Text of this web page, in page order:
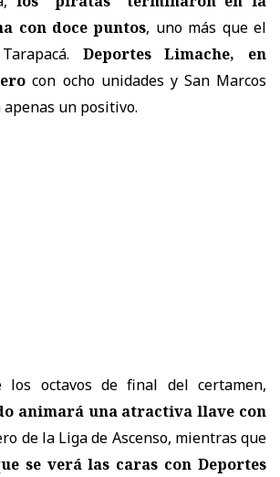
con doce puntos, uno más que el
Deportes Limache, en
con ocho unidades y San Marcos
apenas un positivo.
los octavos de final del certamen,
animará una atractiva llave con
de la Liga de Ascenso, mientras que
se verá las caras con Deportes